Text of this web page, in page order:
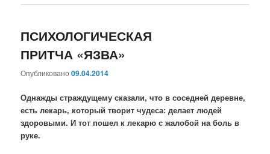
ПСИХОЛОГИЧЕСКАЯ
ПРИТЧА «ЯЗВА»
Опубликовано09.04.2014
Однажды страждущему сказали, что в соседней деревне,
есть лекарь, который творит чудеса: делает людей
здоровыми. И тот пошел к лекарю с жалобой на боль в
руке.